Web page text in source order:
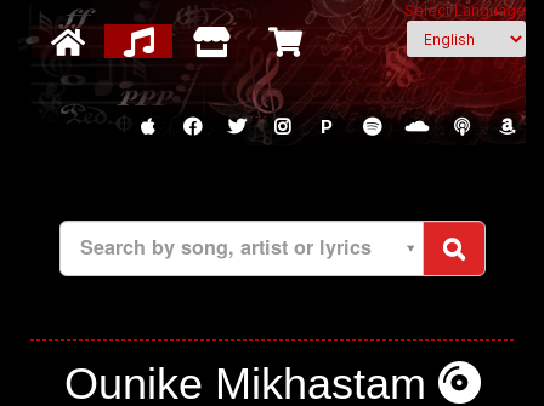
Select Language
P
Search by song, artist or lyrics
Ounike Mikhastam